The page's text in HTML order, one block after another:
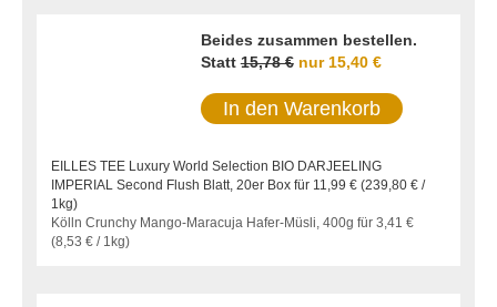
Beides zusammen bestellen.
Statt15,78 € nur 15,40 €
In den Warenkorb
EILLES TEE Luxury World Selection BIO DARJEELING
IMPERIAL Second Flush Blatt, 20er Box für 11,99 € (239,80 € /
1kg)
Kölln Crunchy Mango-Maracuja Hafer-Müsli, 400g für 3,41 €
(8,53 € / 1kg)